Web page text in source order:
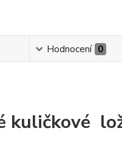
Hodnocení 0
kuličkové